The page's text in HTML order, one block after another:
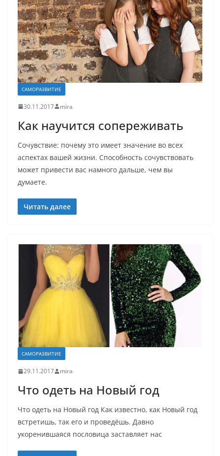
САМОРАЗВИТИЕ
30.11.2017 mira
Как научится сопереживать
Сочувствие: почему это имеет значение во всех
аспектах вашей жизни. Способность сочувствовать
может привести вас намного дальше, чем вы
думаете.
Читать далее
САМОРАЗВИТИЕ
29.11.2017 mira
Что одеть на Новый год
Что одеть на Новый год Как известно, как Новый год
встретишь, так его и проведёшь. Давно
укоренившаяся пословица заставляет нас